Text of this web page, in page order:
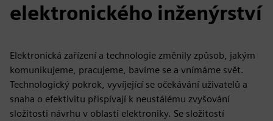
elektronického inženýrství
Elektronická zařízení a technologie změnily způsob, jakým
komunikujeme, pracujeme, bavíme se a vnímáme svět.
Technologický pokrok, vyvíjející se očekávání uživatelů a
snaha o efektivitu přispívají k neustálému zvyšování
složitosti návrhu v oblasti elektroniky. Se složitostí